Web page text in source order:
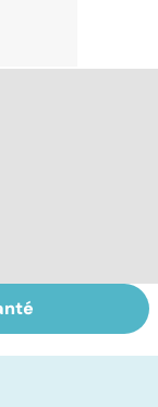
du
à la